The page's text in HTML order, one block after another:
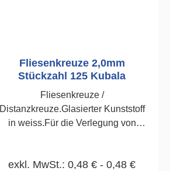
Fliesenkreuze 2,0mm
Stückzahl 125 Kubala
Fliesenkreuze /
Distanzkreuze.Glasierter Kunststoff
in weiss.Für die Verlegung von
exkl. MwSt.: 0,48 € - 0,48 €